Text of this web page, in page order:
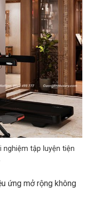
nghiệm tập luyện tiện